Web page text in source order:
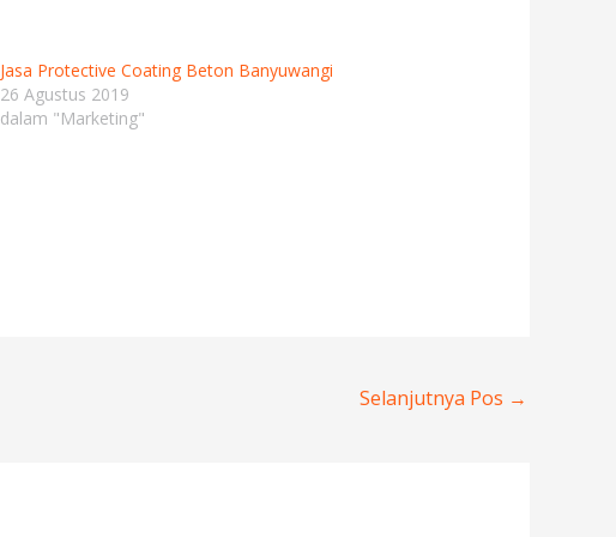
Jasa Protective Coating Beton Banyuwangi
26 Agustus 2019
dalam "Marketing"
Selanjutnya Pos →